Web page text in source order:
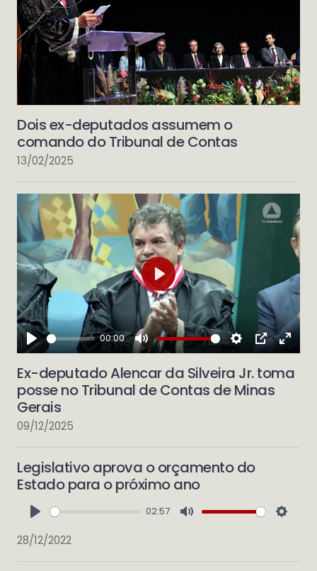
Dois ex-deputados assumem o
comando do Tribunal de Contas
13/02/2025
Play
00:00
Mute Settings
PIP Enter
Play
Ex-deputado Alencar da Silveira Jr. toma
posse no Tribunal de Contas de Minas
Gerais
09/12/2025
Legislativo aprova o orçamento do
Estado para o próximo ano
02:57
28/12/2022